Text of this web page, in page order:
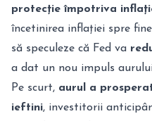
protecție împotriva
încetinirea inflației spre
să speculeze că Fed va
a dat un nou impuls
Pe scurt, aurul a
ieftini, investitorii